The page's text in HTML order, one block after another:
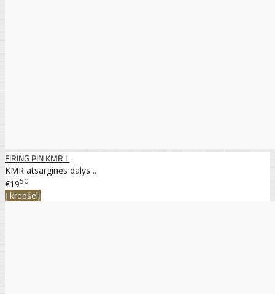
FIRING PIN KMR L
KMR atsarginės dalys ..
€1950
Į krepšelį